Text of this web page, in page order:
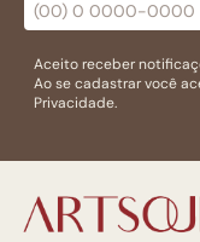
Aceito receber
Ao se cadastrar você
Privacidade.